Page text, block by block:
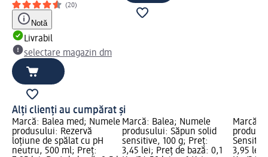
(20)
Notă
Livrabil
selectare magazin dm
Alți clienți au cumpărat și
Marcă: Balea med; Numele
produsului: Rezervă
loțiune de spălat cu pH
neutru, 500 ml; Preț:
Marcă: Balea; Numele
produsului: Săpun solid
sensitive, 100 g; Preț:
3,45 lei; Preț de bază: 0,1
Marcă:
3,95 lei;